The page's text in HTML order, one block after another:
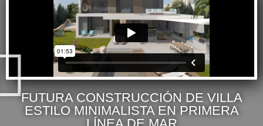
FUTURA CONSTRUCCIÓN DE VILLA
ESTILO MINIMALISTA EN PRIMERA